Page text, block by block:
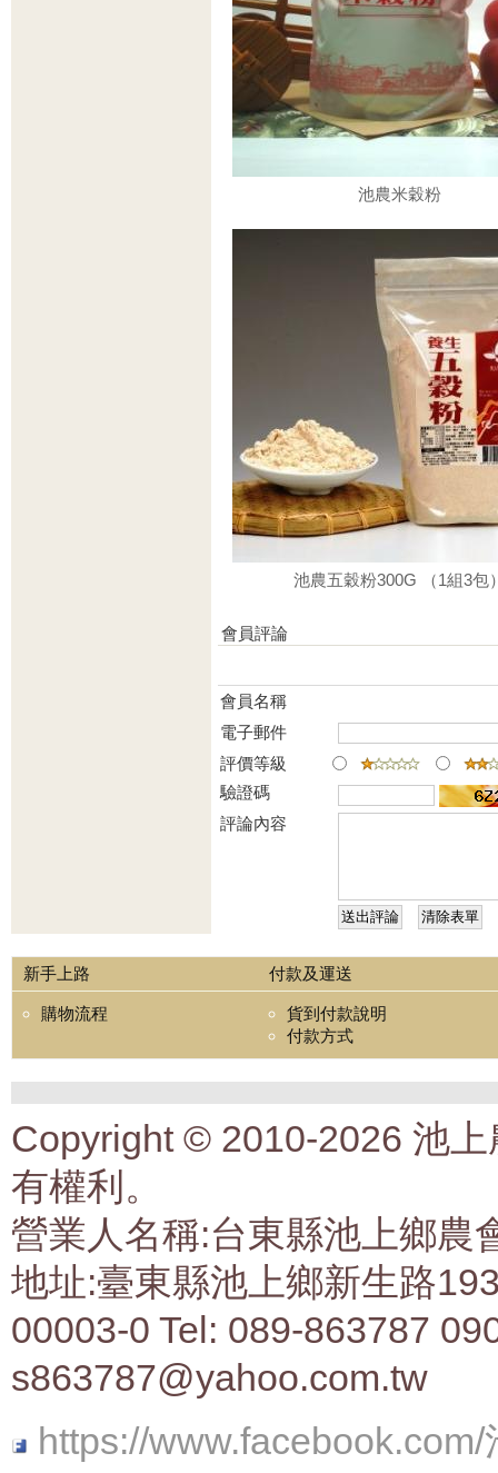
池農米穀粉
池農五穀粉300G （1組3包
會員評論
會員名稱
電子郵件
評價等級
驗證碼
評論內容
新手上路 付款及運送
購物流程
貨到付款說明
付款方式
Copyright © 2010-2026 池
有權利。
營業人名稱:台東縣池上鄉農
地址:臺東縣池上鄉新生路
00003-0 Tel: 089-863787
s863787@yahoo.com.tw
https://